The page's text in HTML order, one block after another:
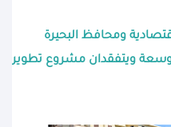
ومحافظ البحيرة
ويتفقدان مشروع تطوير